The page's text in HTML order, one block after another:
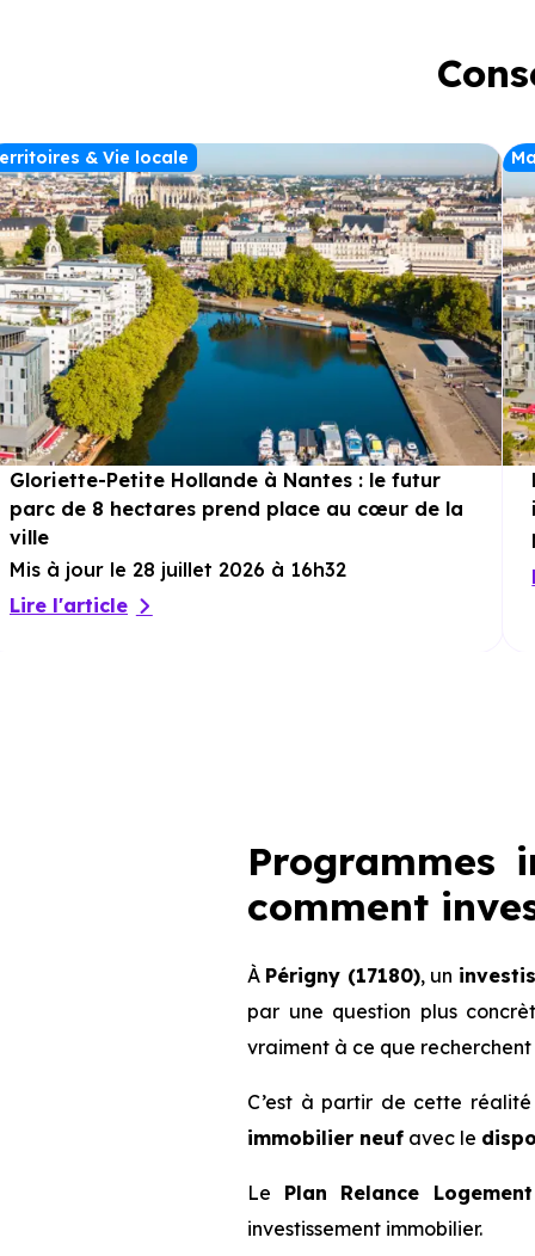
& Vie locale
Gloriette-Petite Hollande à Nantes : le futur
parc de 8 hectares prend place au cœur de la
ville
Mis à jour le 28 juillet 2026 à 16h32
Lire l'article
Programmes
comment
À Périgny (17180), un
par une question plus
vraiment à ce que
C’est à partir de cette
immobilier neuf avec le
Le Plan Relance
investissement immobilier.